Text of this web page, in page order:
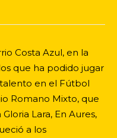
Costa Azul, en la
que ha podido jugar
talento en el Fútbol
Romano Mixto, que
Lara, En Aures,
a los